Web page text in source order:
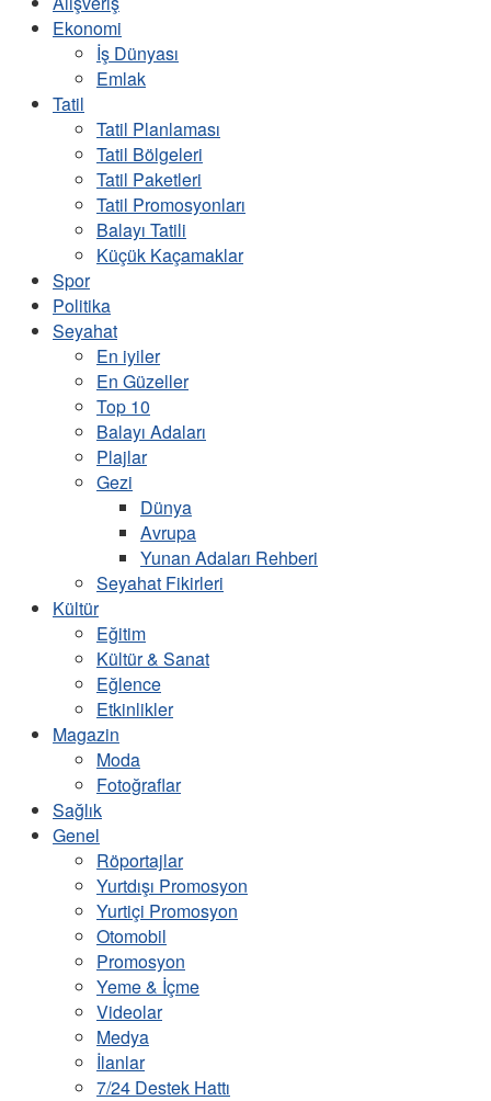
Ekonomi
İş Dünyası
Emlak
Tatil
Tatil Planlaması
Tatil Bölgeleri
Tatil Paketleri
Tatil Promosyonları
Balayı Tatili
Küçük Kaçamaklar
Spor
Politika
Seyahat
En iyiler
En Güzeller
Top 10
Balayı Adaları
Plajlar
Gezi
Dünya
Avrupa
Yunan Adaları Rehberi
Seyahat Fikirleri
Kültür
Eğitim
Kültür & Sanat
Eğlence
Etkinlikler
Magazin
Moda
Fotoğraflar
Sağlık
Genel
Röportajlar
Yurtdışı Promosyon
Yurtiçi Promosyon
Otomobil
Promosyon
Yeme & İçme
Videolar
Medya
İlanlar
7/24 Destek Hattı